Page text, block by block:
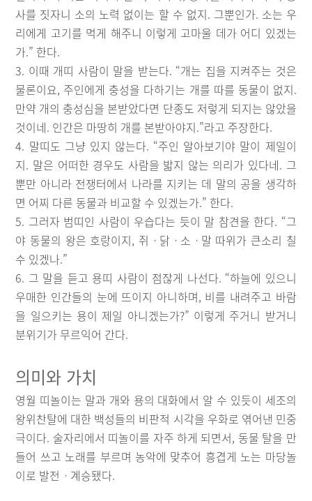
사를 짓자니 소의 노력 없이는 할 수 없지. 그뿐인가. 소는 우
리에게 고기를 먹게 해주니 이렇게 고마울 데가 어디 있겠는
가.” 한다.
3. 이때 개띠 사람이 말을 받는다. “개는 집을 지켜주는 것은
물론이요, 주인에게 충성을 다하기는 개를 따를 동물이 없지.
만약 개의 충성심을 본받았다면 단종도 저렇게 되지는 않았을
것이네. 인간은 마땅히 개를 본받아야지.”라고 주장한다.
4. 말띠도 그냥 있지 않는다. “주인 알아보기야 말이 제일이
지. 말은 어떠한 경우도 사람을 밟지 않는 의리가 있다네. 그
뿐만 아니라 전쟁터에서 나라를 지키는 데 말의 공을 생각하
면 어찌 다른 동물과 비교할 수 있겠는가.” 한다.
5. 그러자 범띠인 사람이 우습다는 듯이 말 참견을 한다. “그
야 동물의 왕은 호랑이지, 쥐ㆍ닭ㆍ소ㆍ말 따위가 큰소리 칠
수 있겠나.”
6. 그 말을 듣고 용띠 사람이 점잖게 나선다. “하늘에 있으니
우매한 인간들의 눈에 뜨이지 아니하며, 비를 내려주고 바람
을 일으키는 용이 제일 아니겠는가?” 이렇게 주거니 받거니
분위기가 무르익어 간다.
의미와 가치
영월 띠놀이는 말과 개와 용의 대화에서 알 수 있듯이 세조의
왕위찬탈에 대한 백성들의 비판적 시각을 우화로 엮어낸 민중
극이다. 술자리에서 띠놀이를 자주 하게 되면서, 동물 탈을 만
들어 쓰고 노래를 부르며 농악에 맞추어 흥겹게 노는 마당놀
이로 발전ㆍ계승됐다.